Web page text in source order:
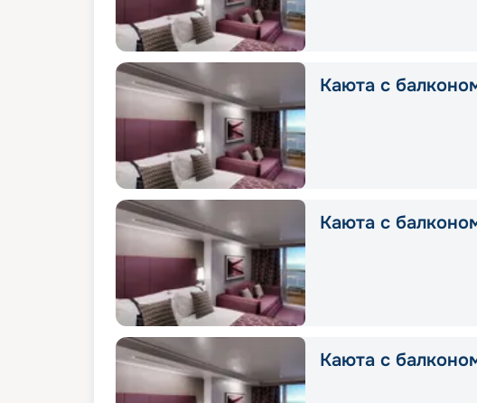
Каюта с
Каюта с
Каюта с